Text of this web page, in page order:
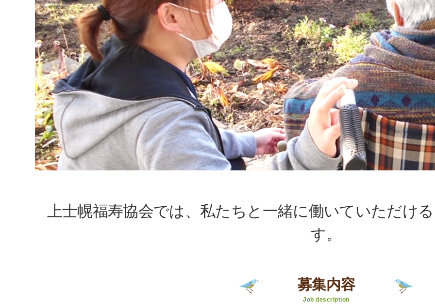
上士幌福寿協会では、私たちと一緒に働いていただけ
す。
募集内容
Job description